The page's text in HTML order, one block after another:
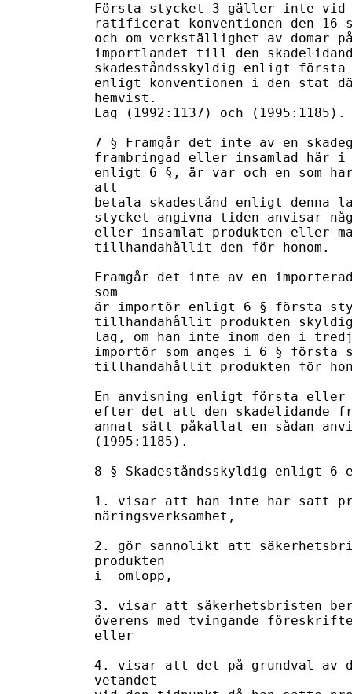
Första stycket 3 gäller inte vid
ratificerat konventionen den 16
och om verkställighet av domar
importlandet till den
skadeståndsskyldig enligt
enligt konventionen i den stat
hemvist.
Lag (1992:1137) och (1995:1185).
7 § Framgår det inte av en
frambringad eller insamlad här i
enligt 6 §, är var och en som
att
betala skadestånd enligt denna
stycket angivna tiden anvisar
eller insamlat produkten eller
tillhandahållit den för honom.
Framgår det inte av en
som
är importör enligt 6 § första
tillhandahållit produkten
lag, om han inte inom den i
importör som anges i 6 §
tillhandahållit produkten för
En anvisning enligt första eller
efter det att den skadelidande
annat sätt påkallat en sådan
(1995:1185).
8 § Skadeståndsskyldig enligt
1. visar att han inte har satt
näringsverksamhet,
2. gör sannolikt att
produkten
i  omlopp,
3. visar att säkerhetsbristen
överens med tvingande
eller
4. visar att det på grundval av
vetandet